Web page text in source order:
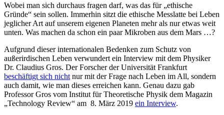
Wobei man sich durchaus fragen darf, was das für „ethische
Gründe“ sein sollen. Immerhin sitzt die ethische Messlatte bei Leben
jeglicher Art auf unserem eigenen Planeten mehr als nur etwas weit
unten. Was machen da schon ein paar Mikroben aus dem Mars …?
Aufgrund dieser internationalen Bedenken zum Schutz von
außerirdischen Leben verwundert ein Interview mit dem Physiker
Dr. Claudius Gros. Der Forscher der Universität Frankfurt
beschäftigt sich nicht nur mit der Frage nach Leben im All, sondern
auch damit, wie man dieses erreichen kann. Genau dazu gab
Professor Gros vom Institut für Theoretische Physik dem Magazin
„Technology Review“ am 8. März 2019 ein Interview.